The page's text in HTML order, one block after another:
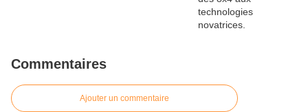
Commentaires
Ajouter un commentaire